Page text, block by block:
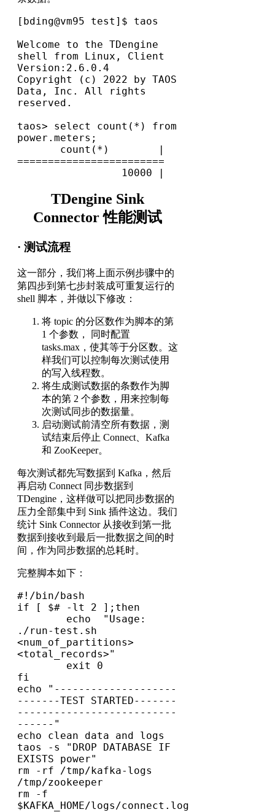
Welcome to the TDengine
shell from Linux, Client
Version:2.6.0.4
Copyright (c) 2022 by TAOS
Data, Inc. All rights
reserved.
taos> select count(*) from
power.meters;
       count(*)        |
========================
                 10000 |
TDengine Sink
Connector 性能测试
· 测试流程
这一部分，我们将上面示例步骤中的
第四步到第七步封装成可重复运行的
shell 脚本，并做以下修改：
将 topic 的分区数作为脚本的第
1 个参数， 同时配置
tasks.max，使其等于分区数。这
样我们可以控制每次测试使用
的写入线程数。
将生成测试数据的条数作为脚
本的第 2 个参数，用来控制每
次测试同步的数据量。
启动测试前清空所有数据，测
试结束后停止 Connect、Kafka
和 ZooKeeper。
每次测试都先写数据到 Kafka，然后
再启动 Connect 同步数据到
TDengine，这样做可以把同步数据的
压力全部集中到 Sink 插件这边。我们
统计 Sink Connector 从接收到第一批
数据到接收到最后一批数据之间的时
间，作为同步数据的总耗时。
完整脚本如下：
#!/bin/bash
if [ $# -lt 2 ];then
./run-test.sh
<num_of_partitions>
<total_records>"
        exit 0
fi
echo "--------------------
-------TEST STARTED-------
--------------------------
------"
echo clean data and logs
taos -s "DROP DATABASE IF
EXISTS power"
rm -rf /tmp/kafka-logs
/tmp/zookeeper
rm -f
$KAFKA_HOME/logs/connect.log